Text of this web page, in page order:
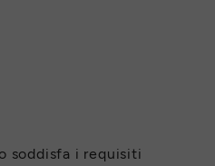
soddisfa i requisiti